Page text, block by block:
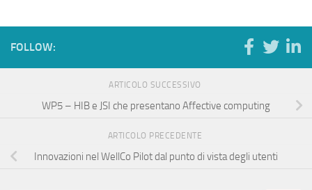
FOLLOW:
ARTICOLO SUCCESSIVO
WP5 – HIB e JSI che presentano Affective computing
ARTICOLO PRECEDENTE
Innovazioni nel WellCo Pilot dal punto di vista degli utenti